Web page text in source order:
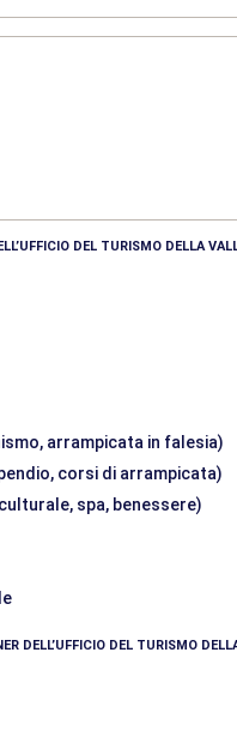
DEL TURISMO DELLA
arrampicata in falesia)
corsi di arrampicata)
spa, benessere)
DELL’UFFICIO DEL TURISMO